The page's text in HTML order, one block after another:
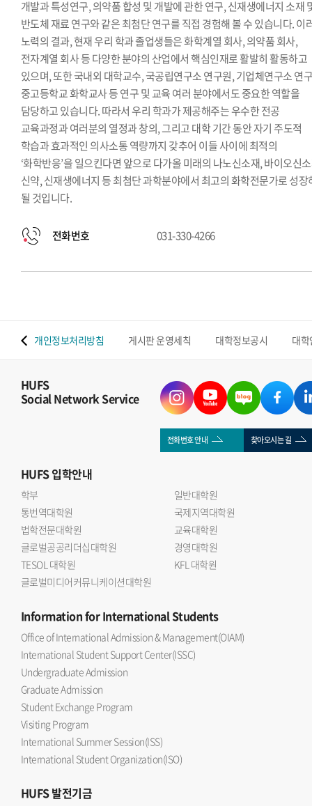
개발과 특성연구, 의약품 합성 및 개발에 관한 연구, 신재생에너지 소재
반도체 재료 연구와 같은 최첨단 연구를 직접 경험해 볼 수 있습니다. 이
노력의 결과, 현재 우리 학과 졸업생들은 화학계열 회사, 의약품 회사,
전자계열 회사 등 다양한 분야의 산업에서 핵심인재로 활발히 활동하고
있으며, 또한 국내외 대학교수, 국공립연구소 연구원, 기업체연구소 연
중고등학교 화학교사 등 연구 및 교육 여러 분야에서도 중요한 역할을
담당하고 있습니다. 따라서 우리 학과가 제공해주는 우수한 전공
교육과정과 여러분의 열정과 창의, 그리고 대학 기간 동안 자기 주도적
학습과 효과적인 의사소통 역량까지 갖추어 이들 사이에 최적의
‘화학반응’을 일으킨다면 앞으로 다가올 미래의 나노신소재, 바이오신
신약, 신재생에너지 등 최첨단 과학분야에서 최고의 화학전문가로 성장
될 것입니다.
전화번호 031-330-4266
개인정보처리방침 게시판 운영세칙 대학정보공시 대
HUFS
Social Network Service
전화번호 안내 찾아오시는 길
HUFS입학안내
학부
일반대학원
통번역대학원
국제지역대학원
법학전문대학원
교육대학원
글로벌공공리더십대학원
경영대학원
TESOL 대학원
KFL 대학원
글로벌미디어커뮤니케이션대학원
Informationfor International Students
Office of International Admission & Management(OIAM)
International Student Support Center(ISSC)
Undergraduate Admission
Graduate Admission
Student Exchange Program
Visiting Program
International Summer Session(ISS)
International Student Organization(ISO)
HUFS발전기금